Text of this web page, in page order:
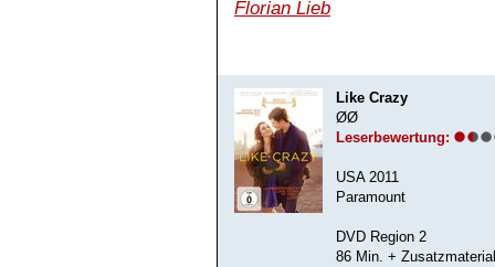
Florian Lieb
Like Crazy
ØØ
Leserbewertung:
USA 2011
Paramount
DVD Region 2
86 Min. +